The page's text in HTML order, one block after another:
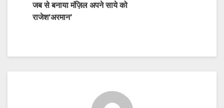
जब से बनाया मंज़िल अपने साये को
राजेश’अरमान’